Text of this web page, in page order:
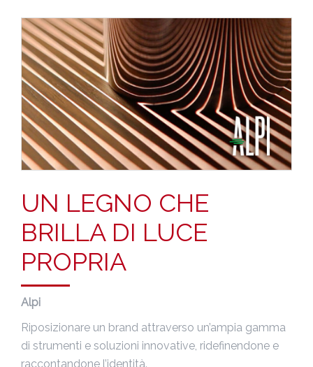
UN LEGNO CHE
BRILLA DI LUCE
PROPRIA
Alpi
Riposizionare un brand attraverso un’ampia gamma
di strumenti e soluzioni innovative, ridefinendone e
raccontandone l’identità.